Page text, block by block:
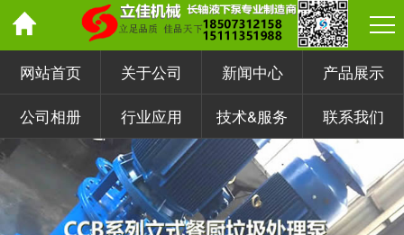
网站首页 关于公司 新闻中心 产品展示
公司相册 行业应用 技术&服务 联系我们